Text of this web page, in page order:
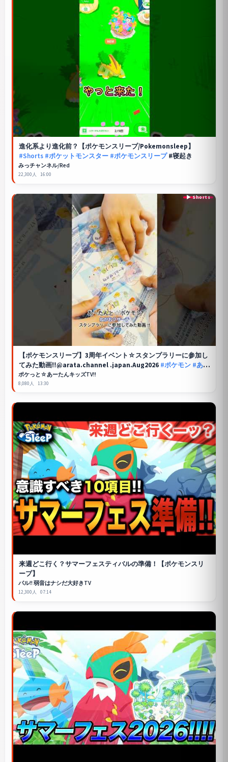
進化系より進化前？【ポケモンスリープ/Pokemonsleep】
#Shorts #ポケットモンスター #ポケモンスリープ#寝起き
みっチャンネル/Red
22,300人 16:00
【ポケモンスリープ】3周年イベント☆スタンプラリーに参加し
てみた動画‼️@arata.channel .japan.Aug2026 #ポケモン #あー
たん#shorts
ポケっと☆あーたんキッズTV!!
8,080人 13:30
来週どこ行く？サマーフェスティバルの準備！【ポケモンスリ
ープ】
パル!! 弱音はナシだ大好きTV
12,300人 07:14